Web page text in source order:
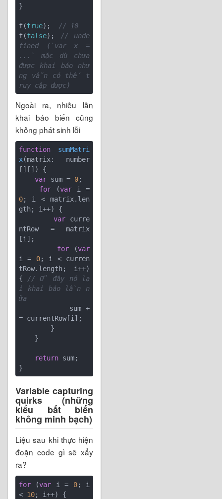
}
f(true);
// 10
f(false);
// unde
fined (`var x =
...` mặc dù chưa
được khai báo như
ng vẫn có thế t
ruy cập được)
Ngoài ra, nhiều lần
khai báo biến cũng
không phát sinh lỗi
function
sumMatri
x(matrix: number
[][] ) {
var sum = 0;
for (var
i =
0; i < matrix.len
gth; i++) {
var curre
ntRow = matrix
[i];
for (var
i = 0; i < curren
tRow.length; i++)
{ // Ở đây nó lạ
i khai báo lần n
ữa
= currentRow[i];
return sum;
Variable capturing
quirks (những
kiểu bắt biến
không minh bạch)
Liệu sau khi thực hiện
đoặn code gì sẽ xẩy
ra?
for (var i = 0; i
< 10; i++) {